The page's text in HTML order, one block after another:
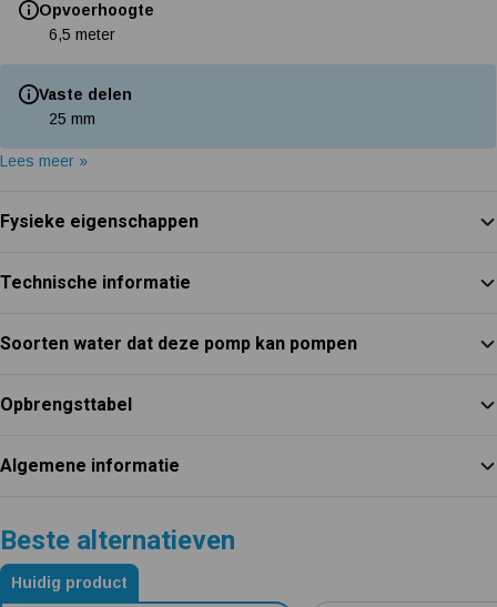
Opvoerhoogte
6,5 meter
Vaste delen
25 mm
Lees meer »
Fysieke eigenschappen
Technische informatie
Soorten water dat deze pomp kan pompen
Opbrengsttabel
Algemene informatie
Beste alternatieven
Huidig product